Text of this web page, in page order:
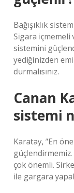
Bağışıklık
Sigara içmemeli
sistemini
yediğinizden
durmalısınız.
Canan
sistemi
Karatay, “En
çok önemli.
ile gargara